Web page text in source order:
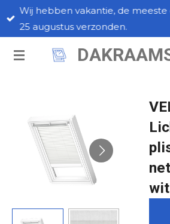
Ga
direct
de
Wij hebben vakantie, de
25 augustus verzonden.